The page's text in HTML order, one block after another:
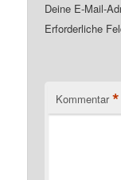
Deine E-Mail-
Erforderliche
Kommentar *